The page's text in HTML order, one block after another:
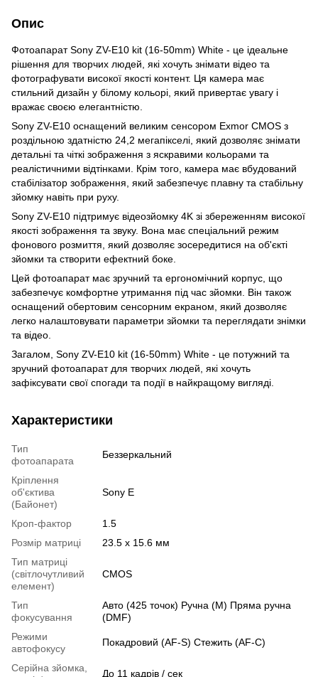
Опис
Фотоапарат Sony ZV-E10 kit (16-50mm) White - це ідеальне
рішення для творчих людей, які хочуть знімати відео та
фотографувати високої якості контент. Ця камера має
стильний дизайн у білому кольорі, який привертає увагу і
вражає своєю елегантністю.
Sony ZV-E10 оснащений великим сенсором Exmor CMOS з
роздільною здатністю 24,2 мегапікселі, який дозволяє знімати
детальні та чіткі зображення з яскравими кольорами та
реалістичними відтінками. Крім того, камера має вбудований
стабілізатор зображення, який забезпечує плавну та стабільну
зйомку навіть при руху.
Sony ZV-E10 підтримує відеозйомку 4K зі збереженням високої
якості зображення та звуку. Вона має спеціальний режим
фонового розмиття, який дозволяє зосередитися на об'єкті
зйомки та створити ефектний боке.
Цей фотоапарат має зручний та ергономічний корпус, що
забезпечує комфортне утримання під час зйомки. Він також
оснащений обертовим сенсорним екраном, який дозволяє
легко налаштовувати параметри зйомки та переглядати знімки
та відео.
Загалом, Sony ZV-E10 kit (16-50mm) White - це потужний та
зручний фотоапарат для творчих людей, які хочуть
зафіксувати свої спогади та події в найкращому вигляді.
Характеристики
Тип
фотоапарата
Беззеркальний
Кріплення
об'єктива
(Байонет)
Sony E
Кроп-фактор
1.5
Розмір матриці
23.5 x 15.6 мм
Тип матриці
(світлочутливий
елемент)
CMOS
Тип
фокусування
Авто (425 точок) Ручна (M) Пряма ручна
(DMF)
Режими
автофокусу
Покадровий (AF-S) Стежить (AF-C)
Серійна зйомка,
До 11 кадрів / сек